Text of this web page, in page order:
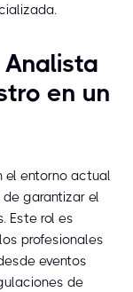
en un
el entorno actual
garantizar el
Este rol es
profesionales
eventos
de